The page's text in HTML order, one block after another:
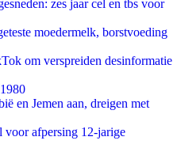
zes jaar cel en tbs voor
moedermelk, borstvoeding
om verspreiden desinformatie
en Jemen aan, dreigen met
afpersing 12-jarige